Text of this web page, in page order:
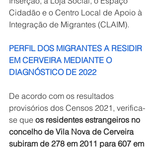
Cidadão e o Centro Local de Apoio à
Integração de Migrantes (CLAIM).
PERFIL DOS MIGRANTES A RESIDIR
EM CERVEIRA MEDIANTE O
DIAGNÓSTICO DE 2022
De acordo com os resultados
provisórios dos Censos 2021, verifica-
se que os residentes estrangeiros no
concelho de Vila Nova de Cerveira
subiram de 278 em 2011 para 607 em